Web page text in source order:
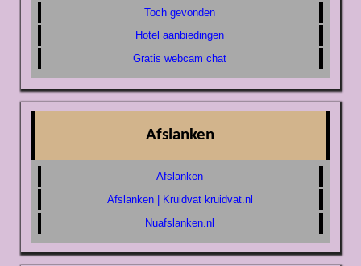
Toch gevonden
Hotel aanbiedingen
Gratis webcam chat
Afslanken
Afslanken
Afslanken | Kruidvat kruidvat.nl
Nuafslanken.nl